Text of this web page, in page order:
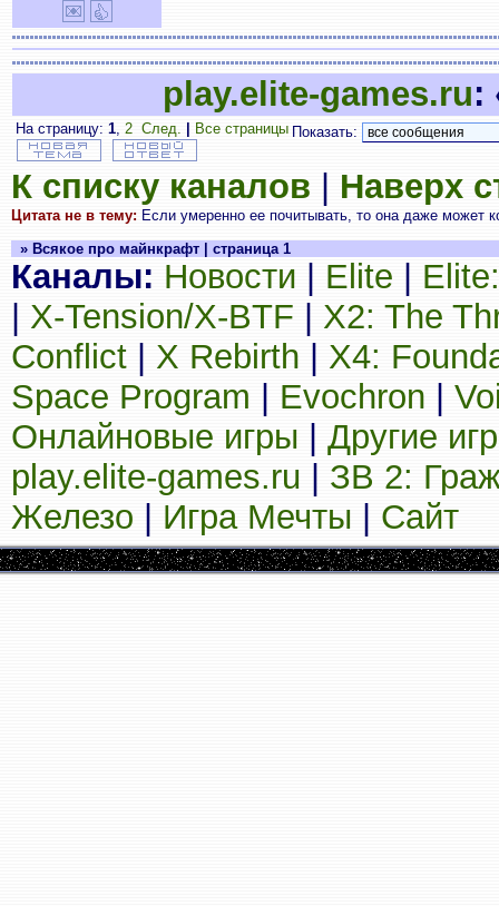
play.elite-games.ru:
На страницу: 1, 2 След. Все страницы Показать:
К списку каналов Наверх
Цитата не в тему: Если умеренно ее почитывать, то она даже может
» Всякое про майнкрафт | страница 1
Каналы: Новости Elite
X-Tension/X-BTF
X2: The
Conflict
X Rebirth
X4:
Space Program
Evochron
Онлайновые игры
Другие
play.elite-games.ru
ЗВ 2:
Железо
Игра Мечты Сайт